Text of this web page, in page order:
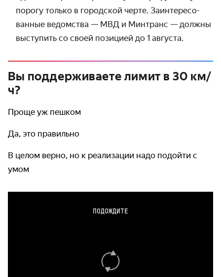
порогу только в городской черте. Заинтересо­
ванные ведомства — МВД и Минтранс — должны
выступить со своей позицией до 1 августа.
Вы поддерживаете лимит в 30 км/
ч?
Проще уж пешком
Да, это правильно
В целом верно, но к реализации надо подойти с
умом
ПОДОЖДИТЕ